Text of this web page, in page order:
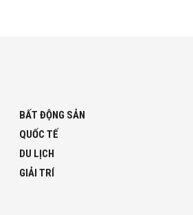
BẤT ĐỘNG SẢN
QUỐC TẾ
DU LỊCH
GIẢI TRÍ